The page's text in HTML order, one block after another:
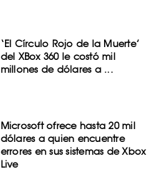
‘El Círculo Rojo de la Muerte’
del XBox 360 le costó mil
millones de dólares a ...
Microsoft ofrece hasta 20 mil
dólares a quien encuentre
errores en sus sistemas de Xbox
Live